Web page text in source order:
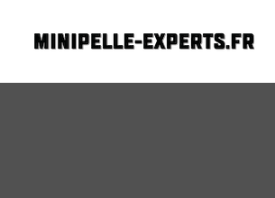
contenu
Mini Pelle Experts